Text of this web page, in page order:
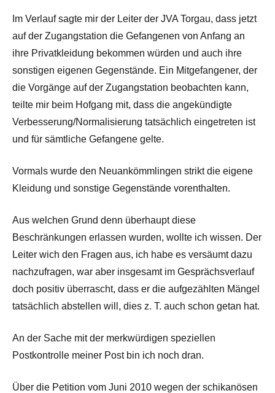
Im Verlauf sagte mir der Leiter der JVA Torgau, dass jetzt
auf der Zugangstation die Gefangenen von Anfang an
ihre Privatkleidung bekommen würden und auch ihre
sonstigen eigenen Gegenstände. Ein Mitgefangener, der
die Vorgänge auf der Zugangstation beobachten kann,
teilte mir beim Hofgang mit, dass die angekündigte
Verbesserung/Normalisierung tatsächlich eingetreten ist
und für sämtliche Gefangene gelte.
Vormals wurde den Neuankömmlingen strikt die eigene
Kleidung und sonstige Gegenstände vorenthalten.
Aus welchen Grund denn überhaupt diese
Beschränkungen erlassen wurden, wollte ich wissen. Der
Leiter wich den Fragen aus, ich habe es versäumt dazu
nachzufragen, war aber insgesamt im Gesprächsverlauf
doch positiv überrascht, dass er die aufgezählten Mängel
tatsächlich abstellen will, dies z. T. auch schon getan hat.
An der Sache mit der merkwürdigen speziellen
Postkontrolle meiner Post bin ich noch dran.
Über die Petition vom Juni 2010 wegen der schikanösen